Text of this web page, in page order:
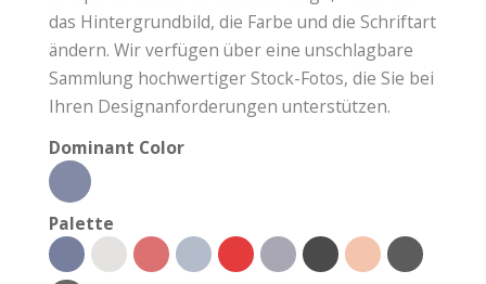
das Hintergrundbild, die Farbe und die Schriftart
ändern. Wir verfügen über eine unschlagbare
Sammlung hochwertiger Stock-Fotos, die Sie bei
Ihren Designanforderungen unterstützen.
Dominant Color
Palette